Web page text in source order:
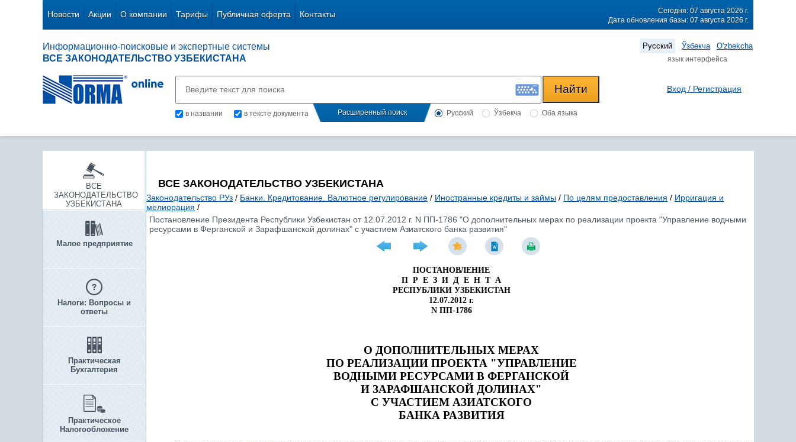
Новости Акции О компании Тарифы Публичная оферта Контакты
Сегодня: 07 августа 2026 г.
Дата обновления базы: 07 августа 2026 г.
Информационно-поисковые и экспертные системы
ВСЕ ЗАКОНОДАТЕЛЬСТВО УЗБЕКИСТАНА
Русский Ўзбекча O'zbekcha
язык интерфейса
в названии в тексте документа Расширенный поиск Русский Ўзбекча Оба языка
Вход / Регистрация
ВСЕ
ЗАКОНОДАТЕЛЬСТВО
УЗБЕКИСТАНА
Малое предприятие
Налоги: Вопросы и
ответы
Практическая
Бухгалтерия
Практическое
Налогообложение
ВСЕ ЗАКОНОДАТЕЛЬСТВО УЗБЕКИСТАНА
Законодательство РУз / Банки. Кредитование. Валютное регулирование / Иностранные кредиты и займы / По целям предоставления / Ирригация и
мелиорация /
Постановление Президента Республики Узбекистан от 12.07.2012 г. N ПП-1786 "О дополнительных мерах по реализации проекта "Управление водными
ресурсами в Ферганской и Зарафшанской долинах" с участием Азиатского банка развития"
ПОСТАНОВЛЕНИЕ
П Р Е З И Д Е Н Т А
РЕСПУБЛИКИ УЗБЕКИСТАН
12.07.2012 г.
N ПП-1786
О ДОПОЛНИТЕЛЬНЫХ МЕРАХ
ПО РЕАЛИЗАЦИИ ПРОЕКТА "УПРАВЛЕНИЕ
ВОДНЫМИ РЕСУРСАМИ В ФЕРГАНСКОЙ
И ЗАРАФШАНСКОЙ ДОЛИНАХ"
С УЧАСТИЕМ АЗИАТСКОГО
БАНКА РАЗВИТИЯ